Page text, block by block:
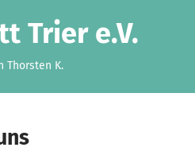
Trier e.V.
Thorsten K.